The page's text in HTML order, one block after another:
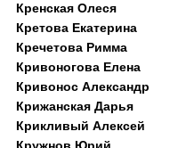
Кренская Олеся
Кретова Екатерина
Кречетова Римма
Кривоногова Елена
Кривонос Александр
Крижанская Дарья
Крикливый Алексей